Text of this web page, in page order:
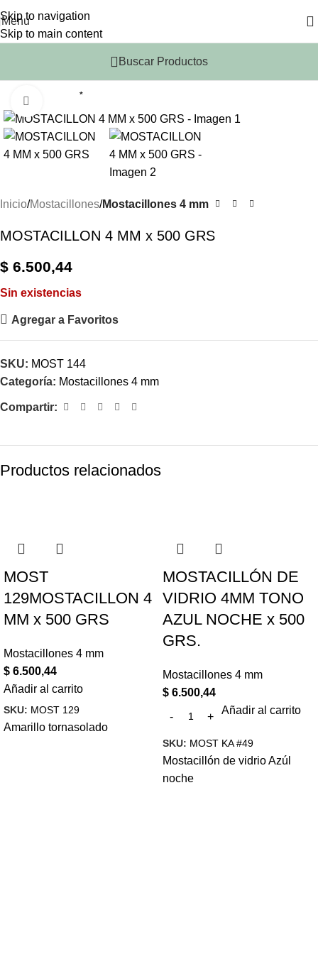
Skip to navigation
Skip to main content
Menu
Buscar Productos
*
Inicio Mostacillones Mostacillones 4 mm
MOSTACILLON 4 MM x 500 GRS
$ 6.500,44
Sin existencias
Agregar a Favoritos
SKU: MOST 144
Categoría: Mostacillones 4 mm
Compartir:
Productos relacionados
MOST
129MOSTACILLON 4
MM x 500 GRS
Mostacillones 4 mm
$ 6.500,44
Añadir al carrito
SKU: MOST 129
Amarillo tornasolado
MOSTACILLÓN DE
VIDRIO 4MM TONO
AZUL NOCHE x 500
GRS.
Mostacillones 4 mm
$ 6.500,44
Añadir al carrito
SKU: MOST KA #49
Mostacillón de vidrio Azúl
noche